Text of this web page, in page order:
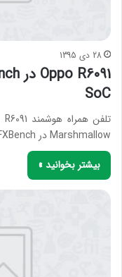
28 دی 1395
SoC
Marshmallow در GFXBench. گوشی های هوشمند Oppo جدید در…
بیشتر بخوانید »